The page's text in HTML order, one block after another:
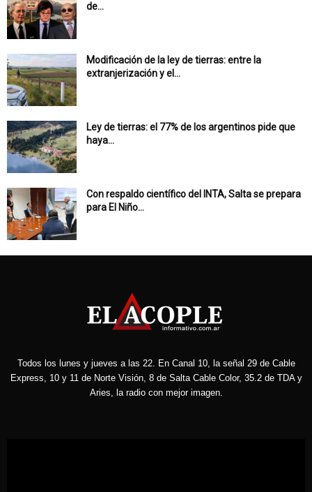
de...
Modificación de la ley de tierras: entre la
extranjerización y el...
Ley de tierras: el 77% de los argentinos pide que
haya...
Con respaldo científico del INTA, Salta se prepara
para El Niño...
Todos los lunes y jueves a las 22. En Canal 10, la señal 29 de Cable
Express, 10 y 11 de Norte Visión, 8 de Salta Cable Color, 35.2 de TDA y
Aries, la radio con mejor imagen.